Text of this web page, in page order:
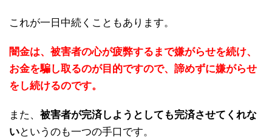
これが一日中続くこともあります。
闇金は、被害者の心が疲弊するまで嫌がらせを続け、
お金を騙し取るのが目的ですので、諦めずに嫌がらせ
をし続けるのです。
また、 被害者が完済しようとしても完済させてくれな
いというのも一つの手口です。